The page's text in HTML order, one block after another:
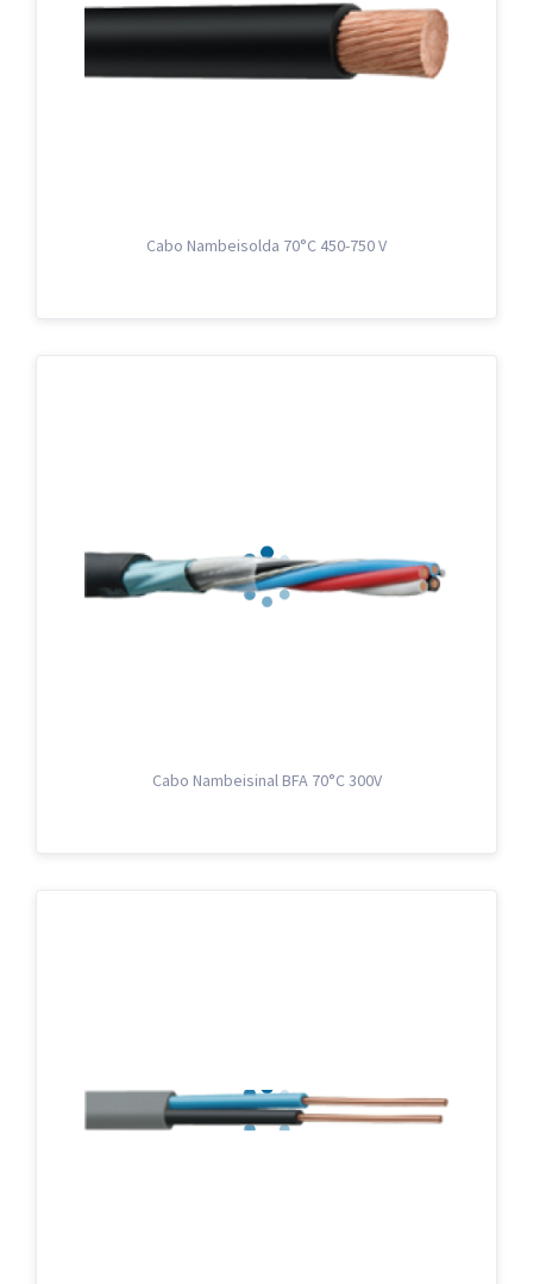
Cabo Nambeisolda 70°C 450-750 V
Cabo Nambeisinal BFA 70°C 300V